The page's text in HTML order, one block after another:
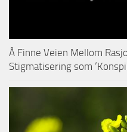
Å Finne Veien Mellom
Stigmatisering som